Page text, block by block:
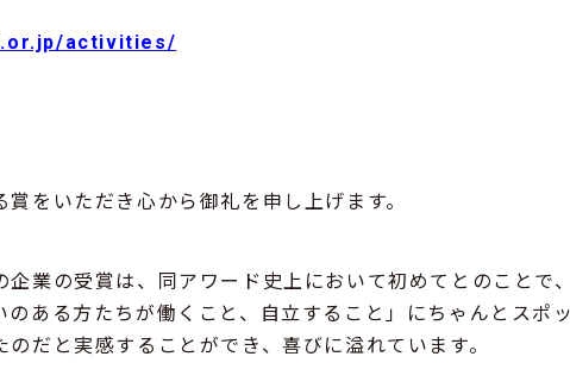
activities/
賞をいただき心から御礼を申し上げます。
企業の受賞は、同アワード史上において初めてとのことで
のある方たちが働くこと、自立すること」にちゃんとスポ
のだと実感することができ、喜びに溢れています。